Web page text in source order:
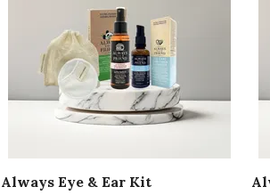
Always Eye & Ear Kit